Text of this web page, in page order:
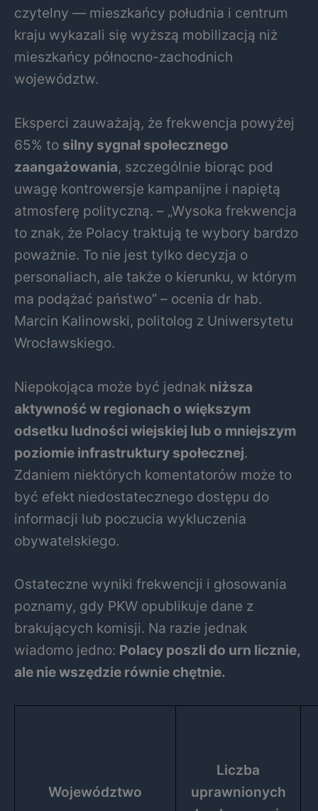
czytelny — mieszkańcy południa i centrum
kraju wykazali się wyższą mobilizacją niż
mieszkańcy północno-zachodnich
województw.
Eksperci zauważają, że frekwencja powyżej
65% to silny sygnał społecznego
zaangażowania, szczególnie biorąc pod
uwagę kontrowersje kampanijne i napiętą
atmosferę polityczną. – „Wysoka frekwencja
to znak, że Polacy traktują te wybory bardzo
poważnie. To nie jest tylko decyzja o
personaliach, ale także o kierunku, w którym
ma podążać państwo” – ocenia dr hab.
Marcin Kalinowski, politolog z Uniwersytetu
Wrocławskiego.
Niepokojąca może być jednak niższa
aktywność w regionach o większym
odsetku ludności wiejskiej lub o mniejszym
poziomie infrastruktury społecznej.
Zdaniem niektórych komentatorów może to
być efekt niedostatecznego dostępu do
informacji lub poczucia wykluczenia
obywatelskiego.
Ostateczne wyniki frekwencji i głosowania
poznamy, gdy PKW opublikuje dane z
brakujących komisji. Na razie jednak
wiadomo jedno: Polacy poszli do urn licznie,
ale nie wszędzie równie chętnie.
Województwo
Liczba
uprawnionych